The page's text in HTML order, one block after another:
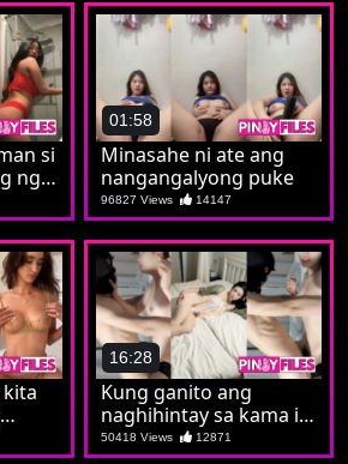
si
nga
01:58
Minasahe ni ate ang
nangangalyong puke
96827 Views 14147
16:28
Kung ganito ang
naghihintay sa kama ihi
lang ang pahinga
50418 Views 12871